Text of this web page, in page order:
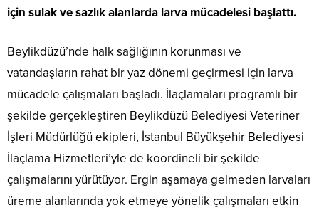
için sulak ve sazlık alanlarda larva mücadelesi başlattı.
Beylikdüzü’nde halk sağlığının korunması ve
vatandaşların rahat bir yaz dönemi geçirmesi için larva
mücadele çalışmaları başladı. İlaçlamaları programlı bir
şekilde gerçekleştiren Beylikdüzü Belediyesi Veteriner
İşleri Müdürlüğü ekipleri, İstanbul Büyükşehir Belediyesi
İlaçlama Hizmetleri’yle de koordineli bir şekilde
çalışmalarını yürütüyor. Ergin aşamaya gelmeden larvaları
üreme alanlarında yok etmeye yönelik çalışmaları etkin